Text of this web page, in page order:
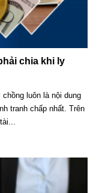
chia khi ly
luôn là nội dung
tranh chấp nhất. Trên